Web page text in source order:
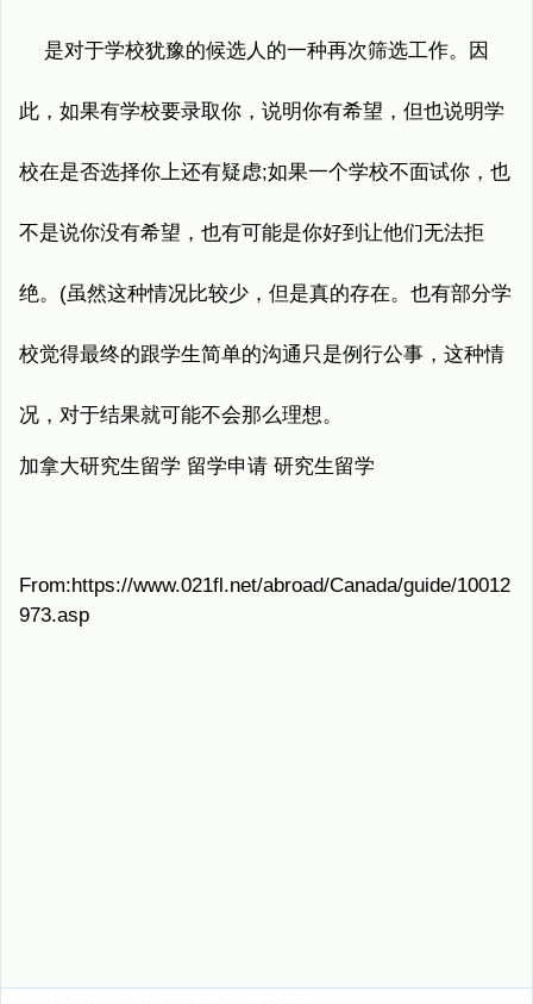
是对于学校犹豫的候选人的一种再次筛选工作。因
此，如果有学校要录取你，说明你有希望，但也说明学
校在是否选择你上还有疑虑;如果一个学校不面试你，也
不是说你没有希望，也有可能是你好到让他们无法拒
绝。(虽然这种情况比较少，但是真的存在。也有部分学
校觉得最终的跟学生简单的沟通只是例行公事，这种情
况，对于结果就可能不会那么理想。
加拿大研究生留学 留学申请 研究生留学
From:https://www.021fl.net/abroad/Canada/guide/10012
973.asp